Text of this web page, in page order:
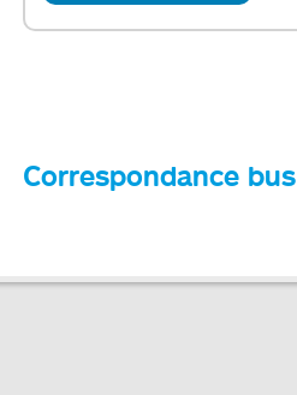
Correspondance bus